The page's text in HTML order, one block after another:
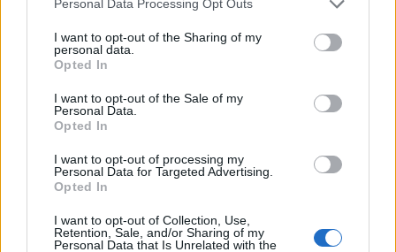
not limited to your visit or usage behaviour. You may click to
grant or deny consent to Google and its third-party tags to
use your data for below specified purposes in below Google
consent section.
Personal Data Processing Opt Outs
I want to opt-out of the Sharing of my
personal data.
Opted In
I want to opt-out of the Sale of my
Personal Data.
Opted In
I want to opt-out of processing my
Personal Data for Targeted Advertising.
Opted In
I want to opt-out of Collection, Use,
Retention, Sale, and/or Sharing of my
Personal Data that Is Unrelated with the
6. hét3poszt
5. hét4 poszt
4. hét
3. hét4poszt
2. hét3poszt
1. hét 3 poszt
0. hét2poszt
53. hét 1 poszt
52. hét 3poszt
51. hét 5 poszt
50. hét3 poszt